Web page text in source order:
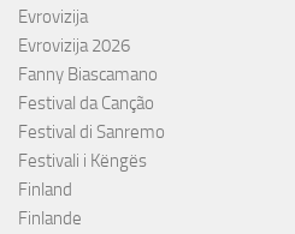
Evrovizija
Evrovizija 2026
Fanny Biascamano
Festival da Canção
Festival di Sanremo
Festivali i Këngës
Finland
Finlande